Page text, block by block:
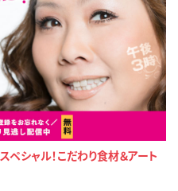
ペシャル！こだわり食材＆アート